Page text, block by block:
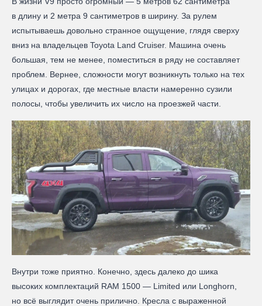
в длину и 2 метра 9 сантиметров в ширину. За рулем
испытываешь довольно странное ощущение, глядя сверху
вниз на владельцев Toyota Land Cruiser. Машина очень
большая, тем не менее, поместиться в ряду не составляет
проблем. Вернее, сложности могут возникнуть только на тех
улицах и дорогах, где местные власти намеренно сузили
полосы, чтобы увеличить их число на проезжей части.
Внутри тоже приятно. Конечно, здесь далеко до шика
высоких комплектаций RAM 1500 — Limited или Longhorn,
но всё выглядит очень прилично. Кресла с выраженной